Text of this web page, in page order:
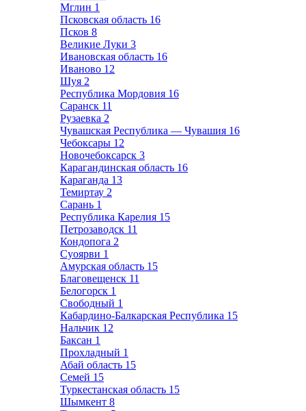
Мглин 1
Псковская область 16
Псков 8
Великие Луки 3
Ивановская область 16
Иваново 12
Шуя 2
Республика Мордовия 16
Саранск 11
Рузаевка 2
Чувашская Республика — Чувашия 16
Чебоксары 12
Новочебоксарск 3
Карагандинская область 16
Караганда 13
Темиртау 2
Сарань 1
Республика Карелия 15
Петрозаводск 11
Кондопога 2
Суоярви 1
Амурская область 15
Благовещенск 11
Белогорск 1
Свободный 1
Кабардино-Балкарская Республика 15
Нальчик 12
Баксан 1
Прохладный 1
Абай область 15
Семей 15
Туркестанская область 15
Шымкент 8